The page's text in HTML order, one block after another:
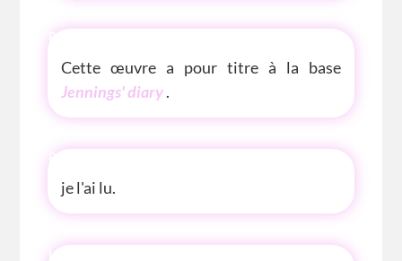
P'TITE(S) INFOS SUR LE LIVRE
Cette œuvre a pour titre à la base
Jennings' diary.
P'TITE ANECDOTE
je l'ai lu.
LES P'TITES LISTES DES BIBLIOTHÈQUE